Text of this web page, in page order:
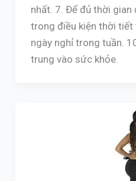
nhất. 7. Để đủ thời gian
trong điều kiện thời
ngày nghỉ trong tuần.
trung vào sức khỏe.